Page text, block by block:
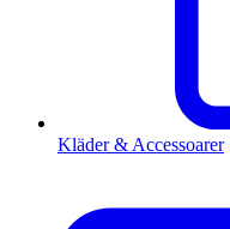
Kläder & Accessoarer